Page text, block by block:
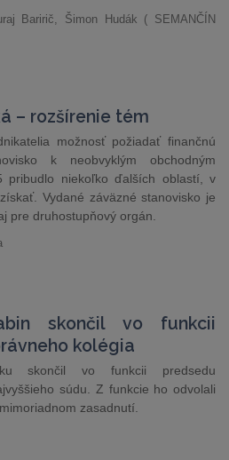
Baririč, Šimon Hudák ( SEMANČÍN
– rozšírenie tém
možnosť požiadať finančnú
k neobvyklým obchodným
pribudlo niekoľko ďalších oblastí, v
Vydané záväzné stanovisko je
pre druhostupňový orgán.
skončil vo funkcii
kolégia
skončil vo funkcii predsedu
súdu. Z funkcie ho odvolali
zasadnutí.